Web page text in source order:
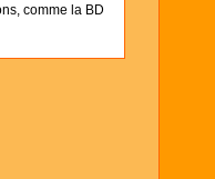
comme la BD